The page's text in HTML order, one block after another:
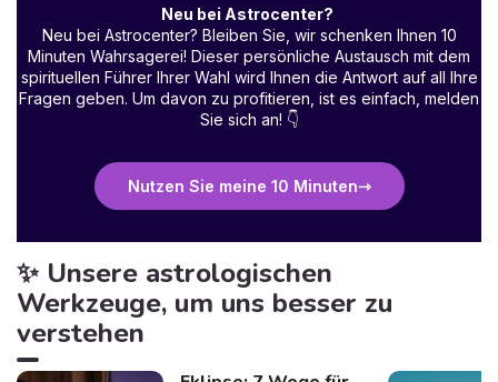
Neu bei Astrocenter?
Neu bei Astrocenter? Bleiben Sie, wir schenken Ihnen 10
Minuten Wahrsagerei! Dieser persönliche Austausch mit dem
spirituellen Führer Ihrer Wahl wird Ihnen die Antwort auf all Ihre
Fragen geben. Um davon zu profitieren, ist es einfach, melden
Sie sich an! 👇
Nutzen Sie meine 10 Minuten
✨ Unsere astrologischen
Werkzeuge, um uns besser zu
verstehen